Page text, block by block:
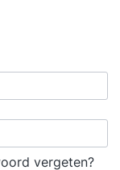
vergeten?